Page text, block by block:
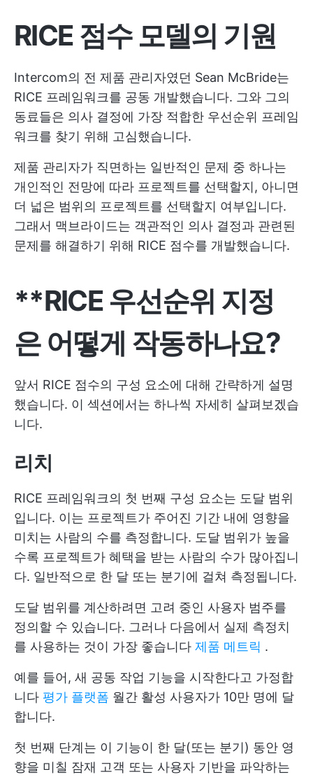
RICE 점수 모델의 기원
Intercom의 전 제품 관리자였던 Sean McBride는
RICE 프레임워크를 공동 개발했습니다. 그와 그의
동료들은 의사 결정에 가장 적합한 우선순위 프레임
워크를 찾기 위해 고심했습니다.
제품 관리자가 직면하는 일반적인 문제 중 하나는
개인적인 전망에 따라 프로젝트를 선택할지, 아니면
더 넓은 범위의 프로젝트를 선택할지 여부입니다.
그래서 맥브라이드는 객관적인 의사 결정과 관련된
문제를 해결하기 위해 RICE 점수를 개발했습니다.
**RICE 우선순위 지정
은 어떻게 작동하나요?
앞서 RICE 점수의 구성 요소에 대해 간략하게 설명
했습니다. 이 섹션에서는 하나씩 자세히 살펴보겠습
니다.
리치
RICE 프레임워크의 첫 번째 구성 요소는 도달 범위
입니다. 이는 프로젝트가 주어진 기간 내에 영향을
미치는 사람의 수를 측정합니다. 도달 범위가 높을
수록 프로젝트가 혜택을 받는 사람의 수가 많아집니
다. 일반적으로 한 달 또는 분기에 걸쳐 측정됩니다.
도달 범위를 계산하려면 고려 중인 사용자 범주를
정의할 수 있습니다. 그러나 다음에서 실제 측정치
를 사용하는 것이 가장 좋습니다 제품 메트릭 .
예를 들어, 새 공동 작업 기능을 시작한다고 가정합
니다 평가 플랫폼 월간 활성 사용자가 10만 명에 달
합니다.
첫 번째 단계는 이 기능이 한 달(또는 분기) 동안 영
향을 미칠 잠재 고객 또는 사용자 기반을 파악하는